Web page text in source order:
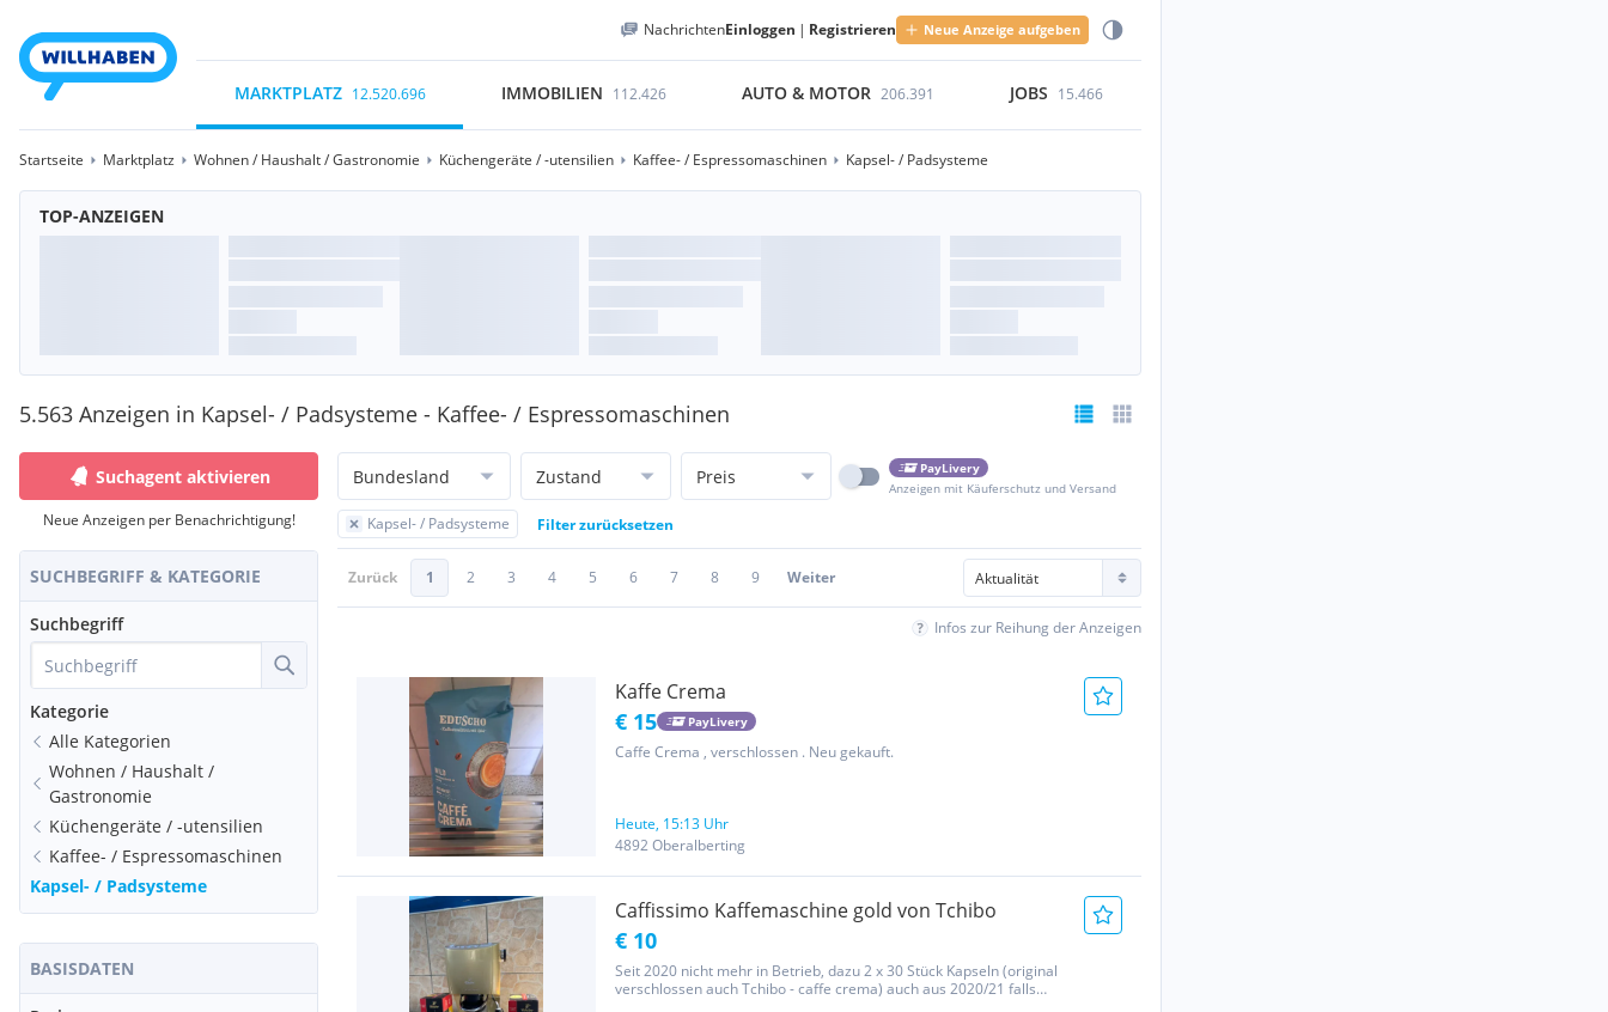
NachrichtenEinloggen | Registrieren Neue Anzeige aufgeben
MARKTPLATZ 12.520.696 IMMOBILIEN 112.426 AUTO & MOTOR 206.391 JOBS 15.466
Startseite Marktplatz Wohnen / Haushalt / Gastronomie Küchengeräte / -utensilien Kaffee- / Espressomaschinen Kapsel- / Padsysteme
TOP-ANZEIGEN
5.563 Anzeigen in Kapsel- / Padsysteme - Kaffee- / Espressomaschinen
Suchagent aktivieren
Neue Anzeigen per Benachrichtigung!
SUCHBEGRIFF & KATEGORIE
Suchbegriff
Kategorie
Alle Kategorien
Wohnen / Haushalt /
Gastronomie
Küchengeräte / -utensilien
Kaffee- / Espressomaschinen
Kapsel- / Padsysteme
BASISDATEN
Bundesland Zustand Preis
PayLivery
Anzeigen mit Käuferschutz und Versand
Kapsel- / Padsysteme Filter zurücksetzen
Zurück 1 2 3 4 5 6 7 8 9 Weiter
Infos zur Reihung der Anzeigen
Kaffe Crema
€ 15 PayLivery
Caffe Crema , verschlossen . Neu gekauft.
Heute, 15:13 Uhr
4892 Oberalberting
Caffissimo Kaffemaschine gold von Tchibo
€ 10
Seit 2020 nicht mehr in Betrieb, dazu 2 x 30 Stück Kapseln (original
verschlossen auch Tchibo - caffe crema) auch aus 2020/21 falls